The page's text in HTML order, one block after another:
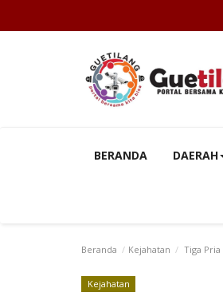
BERANDA DAERAH
Beranda Kejahatan Tiga
Kejahatan